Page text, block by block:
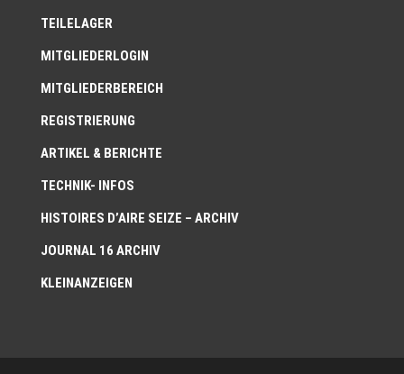
TEILELAGER
MITGLIEDERLOGIN
MITGLIEDERBEREICH
REGISTRIERUNG
ARTIKEL & BERICHTE
TECHNIK- INFOS
HISTOIRES D’AIRE SEIZE – ARCHIV
JOURNAL 16 ARCHIV
KLEINANZEIGEN